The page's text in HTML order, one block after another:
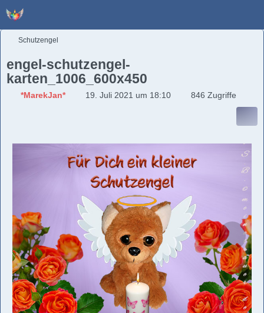
Schutzengel
engel-schutzengel-
karten_1006_600x450
*MarekJan* 19. Juli 2021 um 18:10 846 Zugriffe